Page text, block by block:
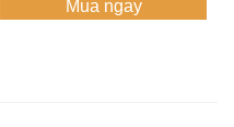
AGRI
Mua ngay